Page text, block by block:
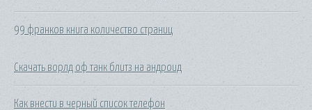
99 франков книга количество страниц
Скачать ворлд оф танк блитз на андроид
Как внести в черный список телефон